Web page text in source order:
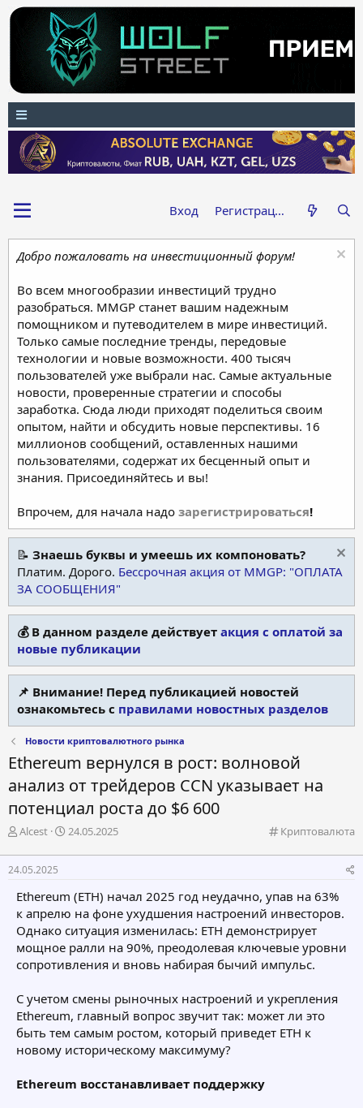
Вход Регистрация
Добро пожаловать на инвестиционный форум!
Во всем многообразии инвестиций трудно
разобраться. MMGP станет вашим надежным
помощником и путеводителем в мире инвестиций.
Только самые последние тренды, передовые
технологии и новые возможности. 400 тысяч
пользователей уже выбрали нас. Самые актуальные
новости, проверенные стратегии и способы
заработка. Сюда люди приходят поделиться своим
опытом, найти и обсудить новые перспективы. 16
миллионов сообщений, оставленных нашими
пользователями, содержат их бесценный опыт и
знания. Присоединяйтесь и вы!
Впрочем, для начала надо зарегистрироваться!
📝 Знаешь буквы и умеешь их компоновать?
Платим. Дорого. Бессрочная акция от MMGP: "ОПЛАТА
ЗА СООБЩЕНИЯ"
💰 В данном разделе действует акция с оплатой за
новые публикации
📌 Внимание! Перед публикацией новостей
ознакомьтесь с правилами новостных разделов
Новости криптовалютного рынка
Ethereum вернулся в рост: волновой
анализ от трейдеров CCN указывает на
потенциал роста до $6 600
К
т
о
р
и
я
Криптовалюта
А
т
о
т
е
м
ы
Alcest
Д
т
а
ч
а
л
а
24.05.2025
24.05.2025
Ethereum (ETH) начал 2025 год неудачно, упав на 63%
к апрелю на фоне ухудшения настроений инвесторов.
Однако ситуация изменилась: ETH демонстрирует
мощное ралли на 90%, преодолевая ключевые уровни
сопротивления и вновь набирая бычий импульс.
С учетом смены рыночных настроений и укрепления
Ethereum, главный вопрос звучит так: может ли это
быть тем самым ростом, который приведет ETH к
новому историческому максимуму?
Ethereum восстанавливает поддержку